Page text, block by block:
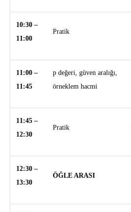
10:30 –
11:00
Pratik
11:00 –
11:45
p değeri, güven aralığı,
örneklem hacmi
11:45 –
12:30
Pratik
12:30 –
13:30
ÖĞLE ARASI